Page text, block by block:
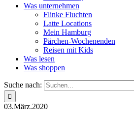
Was unternehmen
Flinke Fluchten
Latte Locations
Mein Hamburg
Pärchen-Wochenenden
Reisen mit Kids
Was lesen
Was shoppen
Suche nach:
03.März.2020